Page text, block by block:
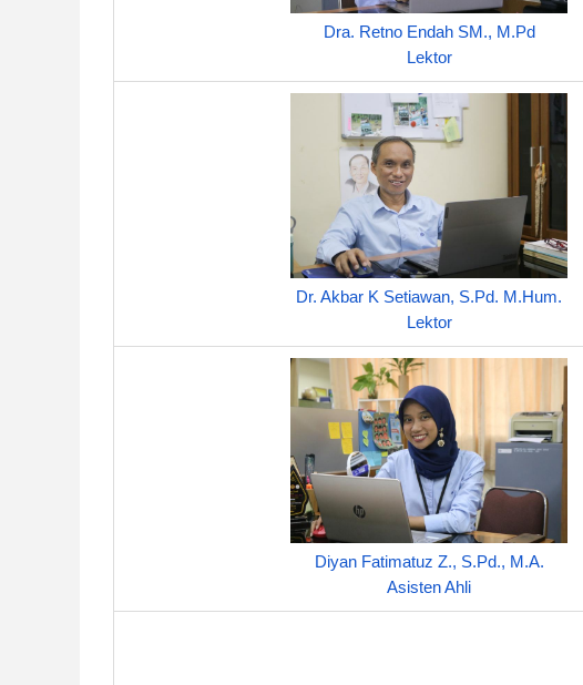
Dra. Retno Endah SM., M.Pd
Lektor
Dr. Akbar K Setiawan, S.Pd. M.Hum.
Lektor
Diyan Fatimatuz Z., S.Pd., M.A.
Asisten Ahli